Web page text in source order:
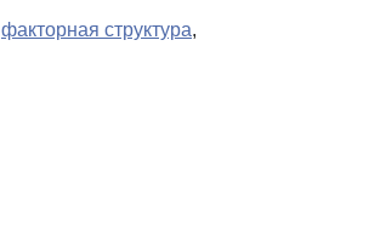
факторная структура,